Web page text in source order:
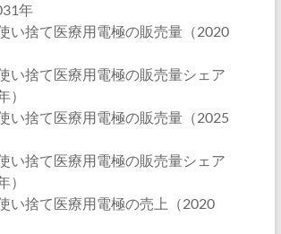
年
い捨て医療用電極の販売量（2020
い捨て医療用電極の販売量シェア
）
い捨て医療用電極の販売量（2025
い捨て医療用電極の販売量シェア
）
い捨て医療用電極の売上（2020